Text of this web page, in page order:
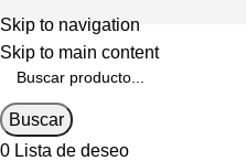
Skip to navigation
Skip to main content
Buscar
0 Lista de deseo